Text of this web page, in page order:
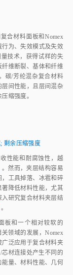
合材料面板和Nomex
为、失效模式及失效
技术，获得试样的失
维断裂、基体和纤维
碳/芳纶混杂复合材料
间性能，且层间混杂
缩强度。
; 剩余压缩强度
性能和耐腐蚀性，越
。然而，夹层结构容易
工具掉落、冰雹和碎
降低材料性能，尤其
研究复合材料夹层结
。
板和一个相对较软的
领域的发展，Nomex
泛应用于复合材料夹
材连接处产生不同的
量、材料性能、几何